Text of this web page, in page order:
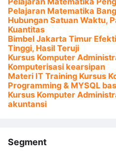
Pelajaran Matematika
Hubungan Satuan Waktu,
Kuantitas
Bimbel Jakarta Timur
Tinggi, Hasil Teruji
Kursus Komputer
Komputerisasi kearsipan
Materi IT Training Kursus
Programming & MYSQL
Kursus Komputer
akuntansi
Segment